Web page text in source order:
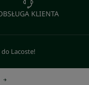
KLIENTA
do Lacoste!